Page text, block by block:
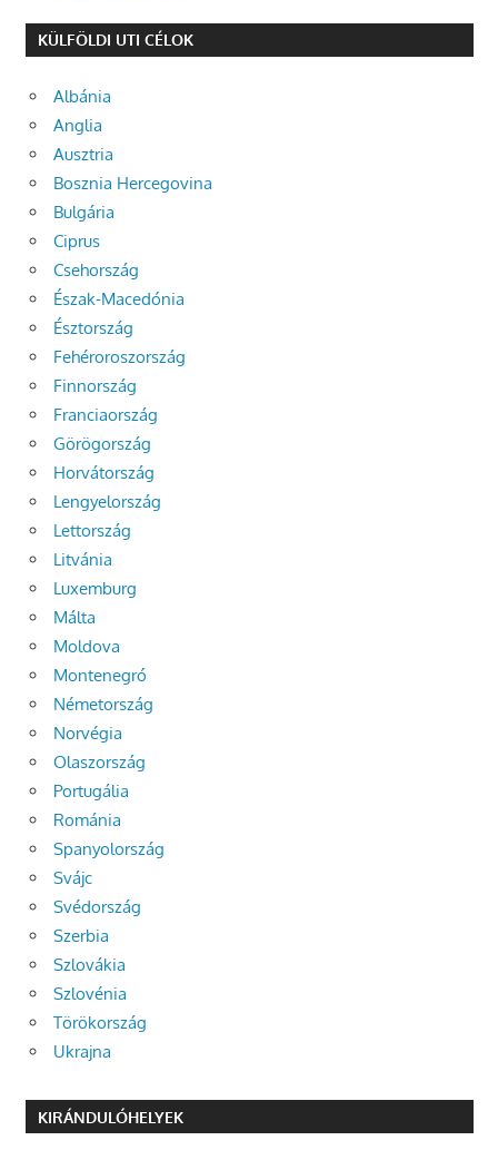
KÜLFÖLDI UTI CÉLOK
Albánia
Anglia
Ausztria
Bosznia Hercegovina
Bulgária
Ciprus
Csehország
Észak-Macedónia
Észtország
Fehéroroszország
Finnország
Franciaország
Görögország
Horvátország
Lengyelország
Lettország
Litvánia
Luxemburg
Málta
Moldova
Montenegró
Németország
Norvégia
Olaszország
Portugália
Románia
Spanyolország
Svájc
Svédország
Szerbia
Szlovákia
Szlovénia
Törökország
Ukrajna
KIRÁNDULÓHELYEK